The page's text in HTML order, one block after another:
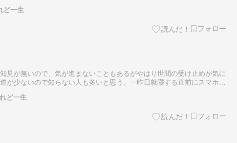
ど一生
見が無いので、気が進まないこともあるがやはり世間の受け止めが気に
が少ないので知らない人も多いと思う。一昨日就寝する直前にスマホが
ど一生